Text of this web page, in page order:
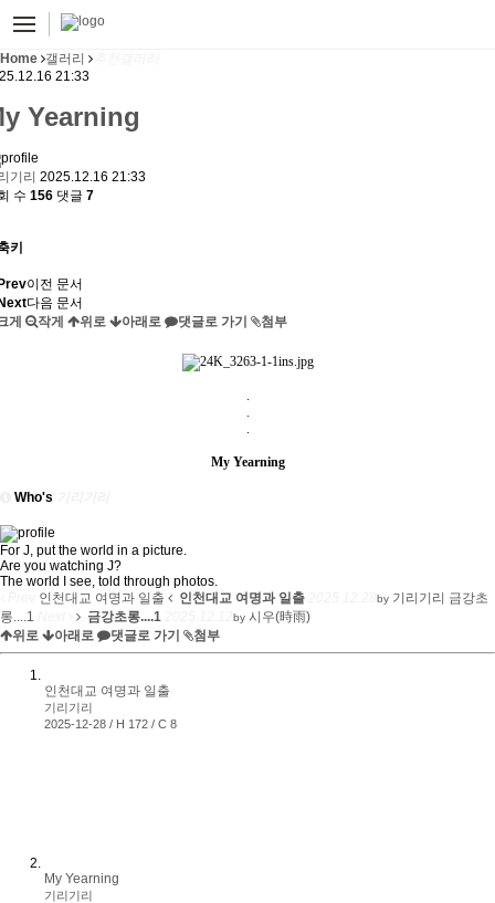
Home 갤러리
21:33
Yearning
기리 2025.12.16 21:33
수 156 댓글 7
키
이전 문서
다음 문서
게
작게 위로 아래로 댓글로 가기 첨부
.
.
.
My Yearning
Who's
For J, put the world in a picture.
Are you watching J?
The world I see, told through photos.
인천대교 여명과 일출 인천대교 여명과 일출 by 기리기리 금강초
롱....1
금강초롱....1 by 시우(時雨)
위로
아래로 댓글로 가기 첨부
인천대교 여명과 일출
기리기리
2025-12-28 / H 172 / C 8
My Yearning
기리기리